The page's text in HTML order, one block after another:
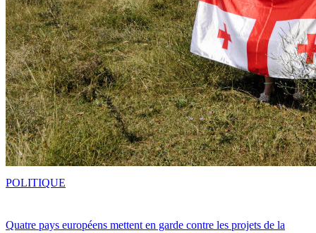
Quatre pays européens mettent en garde contre les projets de la
POLITIQUE